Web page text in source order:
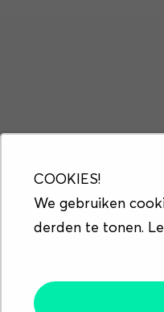
COOKIES!
We gebruiken
derden te tonen.